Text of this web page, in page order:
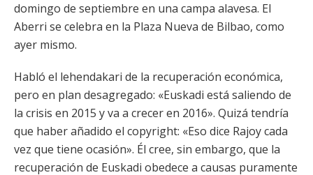
domingo de septiembre en una campa alavesa. El
Aberri se celebra en la Plaza Nueva de Bilbao, como
ayer mismo.
Habló el lehendakari de la recuperación económica,
pero en plan desagregado: «Euskadi está saliendo de
la crisis en 2015 y va a crecer en 2016». Quizá tendría
que haber añadido el copyright: «Eso dice Rajoy cada
vez que tiene ocasión». Él cree, sin embargo, que la
recuperación de Euskadi obedece a causas puramente